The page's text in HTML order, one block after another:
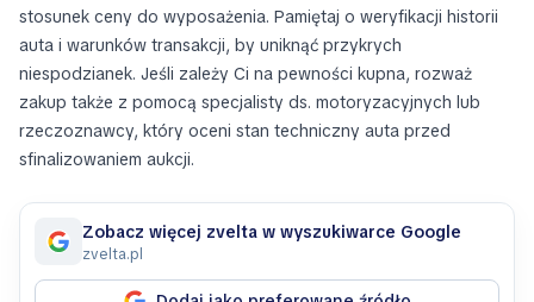
stosunek ceny do wyposażenia. Pamiętaj o weryfikacji historii
auta i warunków transakcji, by uniknąć przykrych
niespodzianek. Jeśli zależy Ci na pewności kupna, rozważ
zakup także z pomocą specjalisty ds. motoryzacyjnych lub
rzeczoznawcy, który oceni stan techniczny auta przed
sfinalizowaniem aukcji.
Zobacz więcej zvelta w wyszukiwarce Google
zvelta.pl